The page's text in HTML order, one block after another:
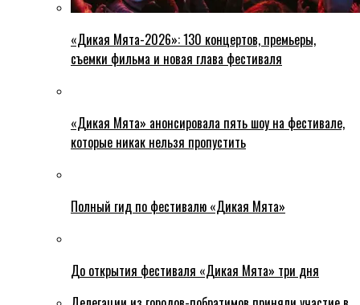
«Дикая Мята-2026»: 130 концертов, премьеры,
съемки фильма и новая глава фестиваля
«Дикая Мята» анонсировала пять шоу на фестивале,
которые никак нельзя пропустить
Полный гид по фестивалю «Дикая Мята»
До открытия фестиваля «Дикая Мята» три дня